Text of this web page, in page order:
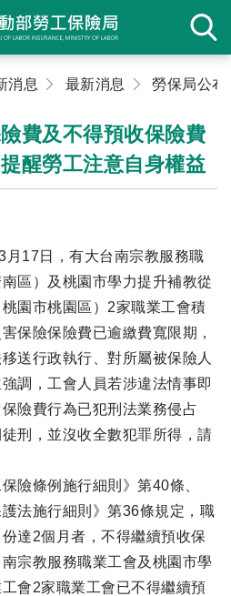
消息 最新消息
費及不得預收保險費
醒勞工注意自身權益
17日，有大台南宗教服務職
區）及桃園市學力提升補教從
園市桃園區）2家職業工會積
保險保險費已逾繳費寬限期，
送行政執行、對所屬被保險人
調，工會人員若涉違法情事即
險費行為已犯刑法業務侵占
刑，並沒收全數犯罪所得，請
險條例施行細則》第40條、
護法施行細則》第36條規定，職
達2個月者，不得繼續預收保
宗教服務職業工會及桃園市學
會2家職業工會已不得繼續預